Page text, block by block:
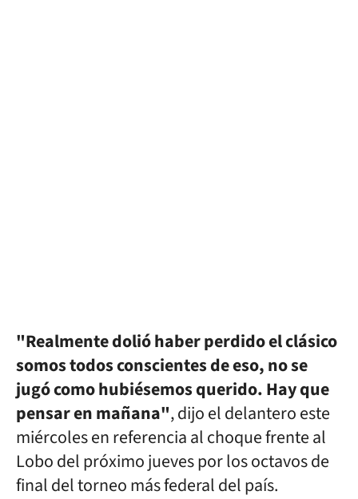
"Realmente dolió haber perdido el clásico
somos todos conscientes de eso, no se
jugó como hubiésemos querido. Hay que
pensar en mañana", dijo el delantero este
miércoles en referencia al choque frente al
Lobo del próximo jueves por los octavos de
final del torneo más federal del país.